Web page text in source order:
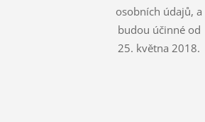
osobních údajů, a
budou účinné od
25. května 2018.